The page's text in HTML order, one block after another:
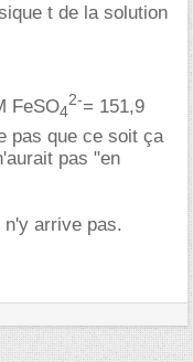
t de la solution
FeSO4
2-= 151,9
pas que ce soit ça
pas "en
arrive pas.